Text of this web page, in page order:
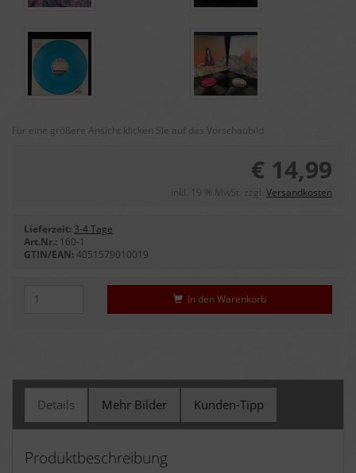
Für eine größere Ansicht klicken Sie auf das Vorschaubild
€ 14,99
inkl. 19 % MwSt. zzgl. Versandkosten
Lieferzeit: 3-4 Tage
Art.Nr.: 160-1
GTIN/EAN: 4051579010019
In den Warenkorb
Details Mehr Bilder Kunden-Tipp
Produktbeschreibung